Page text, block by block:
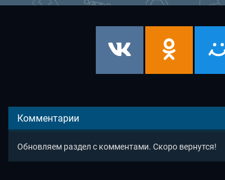
Комментарии
Обновляем раздел с комментами. Скоро вернутся!